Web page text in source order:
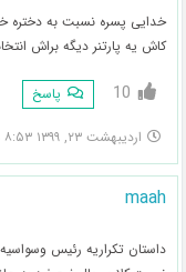
خدایی پسره نسبت به دختره
کاش یه پارتنر دیگه براش
10 پاسخ
اردیبهشت ۲۳, ۱۳۹۹ ۸:۵۳ ب.ظ
maah
داستان تکراریه رئیس